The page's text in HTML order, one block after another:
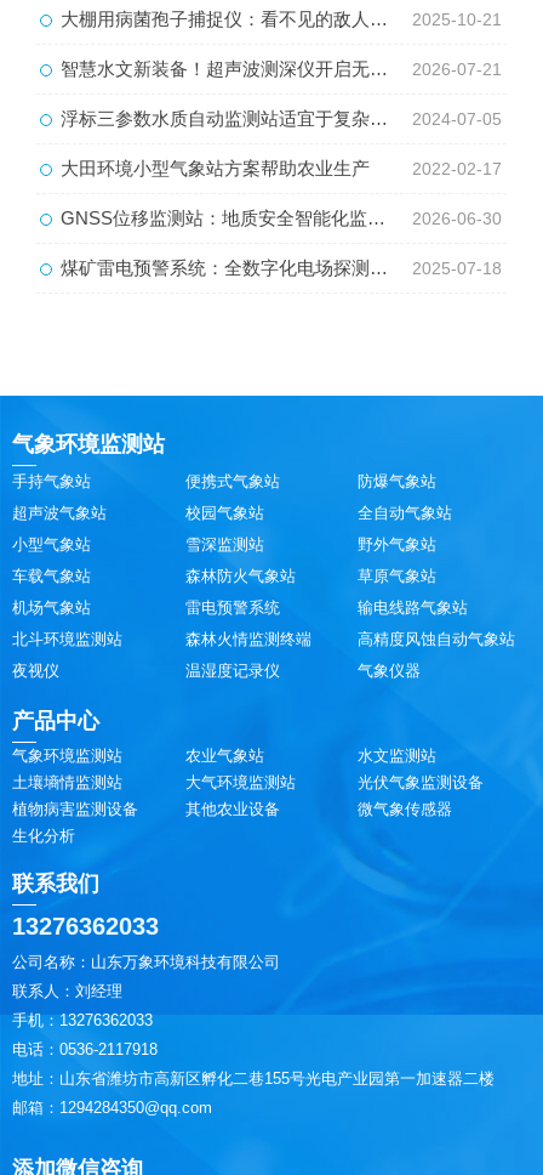
大棚用病菌孢子捕捉仪：看不见的敌人逃不掉？揭秘空中病菌监测黑科技 2025-10-21
智慧水文新装备！超声波测深仪开启无接触测深新模式 2026-07-21
浮标三参数水质自动监测站适宜于复杂的水文水动力条件 2024-07-05
大田环境小型气象站方案帮助农业生产 2022-02-17
GNSS位移监测站：地质安全智能化监测的核心设备 2026-06-30
煤矿雷电预警系统：全数字化电场探测与雷电预警平台 2025-07-18
气象环境监测站
手持气象站 便携式气象站
防爆气象站
超声波气象站
校园气象站
全自动气象站
小型气象站
雪深监测站
野外气象站
车载气象站
森林防火气象站
草原气象站
机场气象站
雷电预警系统
输电线路气象站
北斗环境监测站
森林火情监测终端
高精度风蚀自动气象站
夜视仪
温湿度记录仪 气象仪器
产品中心
气象环境监测站 农业气象站
水文监测站
土壤墒情监测站
大气环境监测站
光伏气象监测设备
植物病害监测设备
其他农业设备
微气象传感器
生化分析
联系我们
13276362033
公司名称：山东万象环境科技有限公司
联系人：刘经理
手机：13276362033
电话：0536-2117918
地址：山东省潍坊市高新区孵化二巷155号光电产业园第一加速器二楼
邮箱：1294284350@qq.com
添加微信咨询